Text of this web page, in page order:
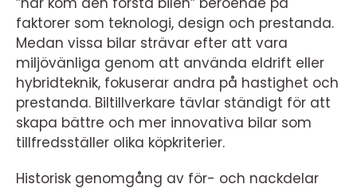
faktorer som teknologi, design och prestanda.
Medan vissa bilar strävar efter att vara
miljövänliga genom att använda eldrift eller
hybridteknik, fokuserar andra på hastighet och
prestanda. Biltillverkare tävlar ständigt för att
skapa bättre och mer innovativa bilar som
tillfredsställer olika köpkriterier.
Historisk genomgång av för- och nackdelar